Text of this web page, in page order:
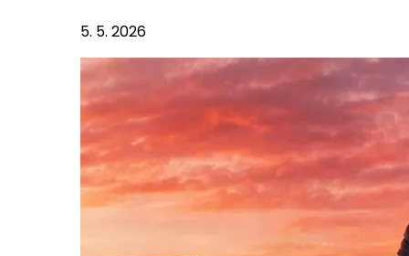
5. 5. 2026